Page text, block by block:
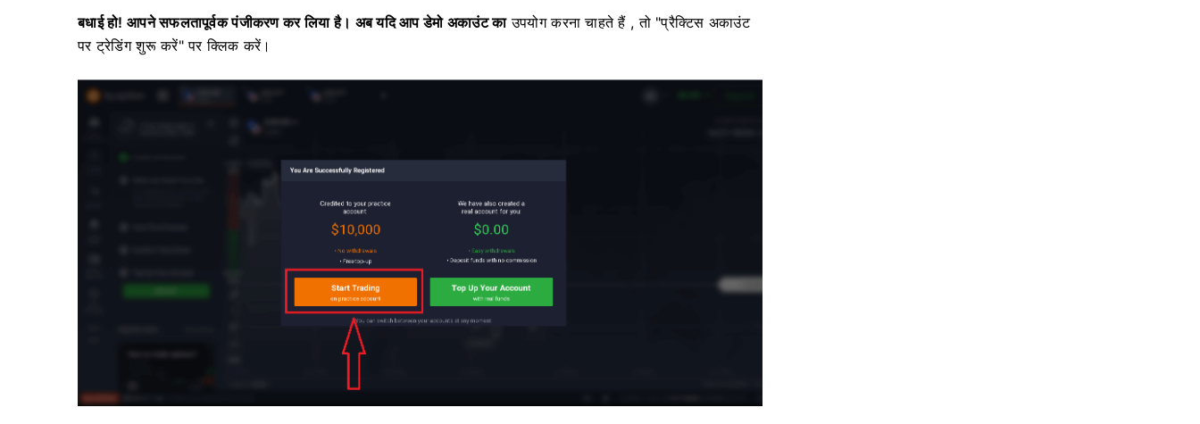
बधाई हो! आपने सफलतापूर्वक पंजीकरण कर लिया है। अब यदि आप डेमो अकाउंट काउपयोग करना चाहते हैं , तो "प्रैक्टिस अकाउंट
पर ट्रेडिंग शुरू करें" पर क्लिक करें।